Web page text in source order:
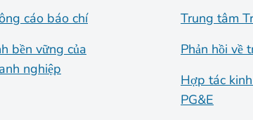
cáo báo chí
bền vững của
nghiệp
Trung tâm
Phản hồi về
Hợp tác
PG&E